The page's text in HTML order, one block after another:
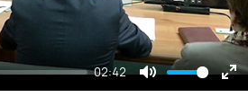
02:42
Mute